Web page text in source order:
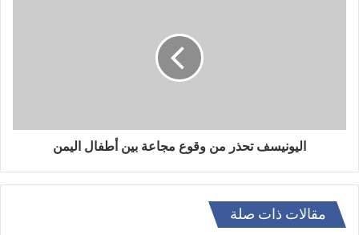
اليونيسف تحذر من وقوع مجاعة بين أطفال اليمن
مقالات ذات صلة